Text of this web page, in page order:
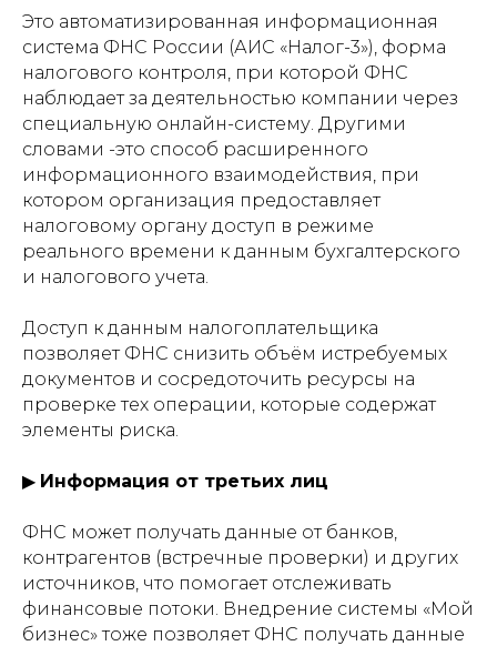
Это автоматизированная информационная
система ФНС России (АИС «Налог-3»), форма
налогового контроля, при которой ФНС
наблюдает за деятельностью компании через
специальную онлайн-систему. Другими
словами -это способ расширенного
информационного взаимодействия, при
котором организация предоставляет
налоговому органу доступ в режиме
реального времени к данным бухгалтерского
и налогового учета.
Доступ к данным налогоплательщика
позволяет ФНС снизить объём истребуемых
документов и сосредоточить ресурсы на
проверке тех операции, которые содержат
элементы риска.
▶ Информация от третьих лиц
ФНС может получать данные от банков,
контрагентов (встречные проверки) и других
источников, что помогает отслеживать
финансовые потоки. Внедрение системы «Мой
бизнес» тоже позволяет ФНС получать данные